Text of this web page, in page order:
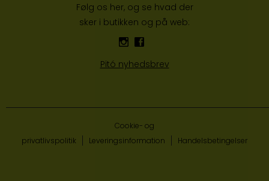
Følg os her, og se hvad der
sker i butikken og på web:
Pitó nyhedsbrev
Cookie- og
privatlivspolitik
Leveringsinformation Handelsbetingelser